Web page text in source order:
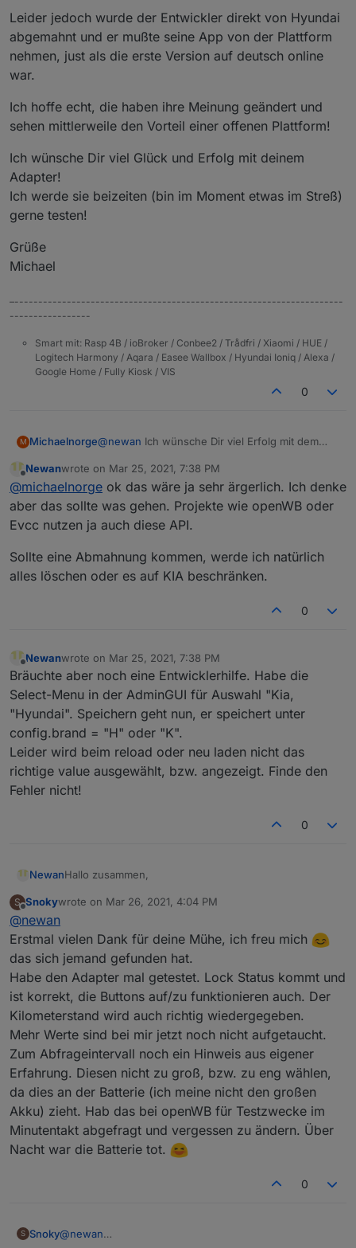
Leider jedoch wurde der Entwickler direkt von Hyundai
abgemahnt und er mußte seine App von der Plattform
nehmen, just als die erste Version auf deutsch online
war.
Ich hoffe echt, die haben ihre Meinung geändert und
sehen mittlerweile den Vorteil einer offenen Plattform!
Ich wünsche Dir viel Glück und Erfolg mit deinem
Adapter!
Ich werde sie beizeiten (bin im Moment etwas im Streß)
gerne testen!
Grüße
Michael
–---------------------------------------------------------------------
-----------------
Smart mit: Rasp 4B / ioBroker / Conbee2 / Trådfri / Xiaomi / HUE /
Logitech Harmony / Aqara / Easee Wallbox / Hyundai Ioniq / Alexa /
Google Home / Fully Kiosk / VIS
0
M Michaelnorge@newan Ich wünsche Dir viel Erfolg mit dem
Ich hatte vor einigen Monaten eine alternative
Bluelink-App im Android-Store gefunden und
installiert.
Da sie nur auf norwegisch und englisch, jedoch
nicht auf deutsch war, bat ich dem Entwickler
Leider jedoch wurde der Entwickler direkt von
Hyundai abgemahnt und er mußte seine App
von der Plattform nehmen, just als die erste
Version auf deutsch online war.
Ich hoffe echt, die haben ihre Meinung geändert
und sehen mittlerweile den Vorteil einer offenen
Plattform!
Ich wünsche Dir viel Glück und Erfolg mit
Ich werde sie beizeiten (bin im Moment etwas
im Streß) gerne testen!
Grüße
Michael
Offline
Newanwrote on Mar 25, 2021, 7:38 PM
last edited by
@michaelnorge ok das wäre ja sehr ärgerlich. Ich denke
aber das sollte was gehen. Projekte wie openWB oder
Evcc nutzen ja auch diese API.
Sollte eine Abmahnung kommen, werde ich natürlich
alles löschen oder es auf KIA beschränken.
0
Offline
Newanwrote on Mar 25, 2021, 7:38 PM
last edited by
Bräuchte aber noch eine Entwicklerhilfe. Habe die
Select-Menu in der AdminGUI für Auswahl "Kia,
"Hyundai". Speichern geht nun, er speichert unter
config.brand = "H" oder "K".
Leider wird beim reload oder neu laden nicht das
richtige value ausgewählt, bzw. angezeigt. Finde den
Fehler nicht!
0
NewanHallo zusammen,
nachdem unter
03ein Adapter Request gestellt wurde, habe ich mich
der Sache einmal angenommen.
Ich selber besitze kein Auto von Hyundai oder Kia und
ein User hat mir Zugangsdaten zur Verfügung gestellt
hat. Somit müsstet ihr mehr testen ;-)
Pre-Alpha zum testen:
https://github.com/Newan/ioBroker.bluelink
Freue mich auf Feedback!
S Snokywrote on Mar 26, 2021, 4:04 PM
last edited by
@newan
Erstmal vielen Dank für deine Mühe, ich freu mich
das sich jemand gefunden hat.
Habe den Adapter mal getestet. Lock Status kommt und
ist korrekt, die Buttons auf/zu funktionieren auch. Der
Kilometerstand wird auch richtig wiedergegeben.
Mehr Werte sind bei mir jetzt noch nicht aufgetaucht.
Zum Abfrageintervall noch ein Hinweis aus eigener
Erfahrung. Diesen nicht zu groß, bzw. zu eng wählen,
da dies an der Batterie (ich meine nicht den großen
Akku) zieht. Hab das bei openWB für Testzwecke im
Minutentakt abgefragt und vergessen zu ändern. Über
Nacht war die Batterie tot.
0
S Snoky@newan